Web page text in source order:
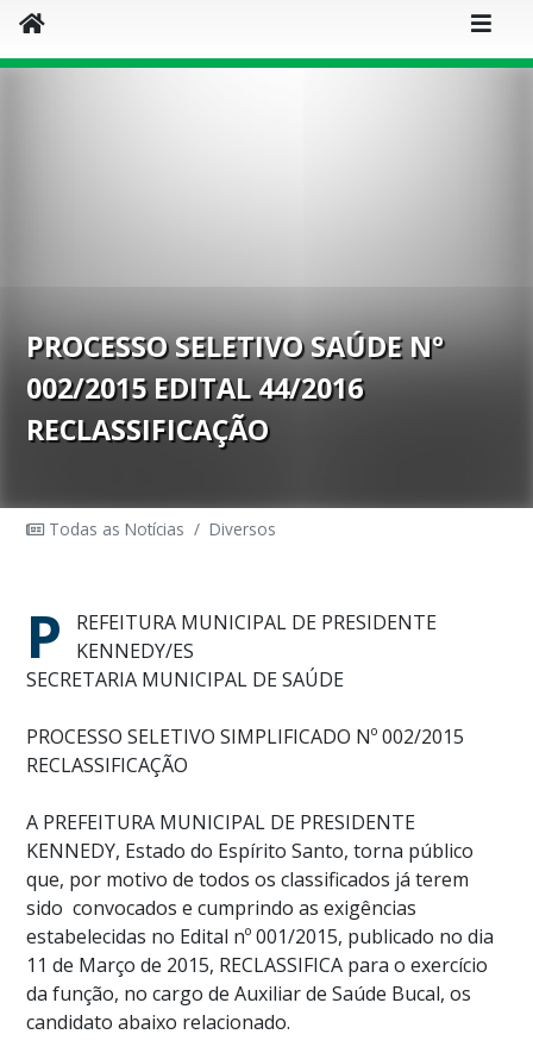
PROCESSO SELETIVO SAÚDE Nº
002/2015 EDITAL 44/2016
RECLASSIFICAÇÃO
Todas as Notícias / Diversos
P
REFEITURA MUNICIPAL DE PRESIDENTE
KENNEDY/ES
SECRETARIA MUNICIPAL DE SAÚDE
PROCESSO SELETIVO SIMPLIFICADO Nº 002/2015
RECLASSIFICAÇÃO
A PREFEITURA MUNICIPAL DE PRESIDENTE
KENNEDY, Estado do Espírito Santo, torna público
que, por motivo de todos os classificados já terem
sido convocados e cumprindo as exigências
estabelecidas no Edital nº 001/2015, publicado no dia
11 de Março de 2015, RECLASSIFICA para o exercício
da função, no cargo de Auxiliar de Saúde Bucal, os
candidato abaixo relacionado.